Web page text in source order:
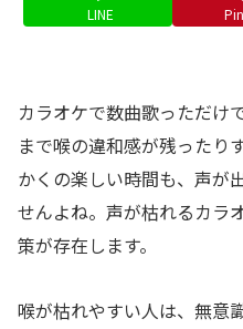
LINE
カラオケで数曲歌っただけ
まで喉の違和感が残ったり
かくの楽しい時間も、声が
せんよね。声が枯れるカラ
策が存在します。
喉が枯れやすい人は、無意